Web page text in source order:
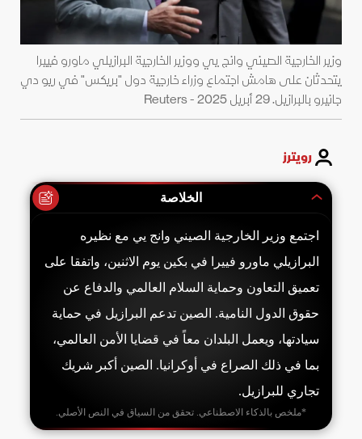
وزير الخارجية الصيني وانج يي ووزير الخارجية البرازيلي ماورو فييرا
يتحدثان على هامش اجتماع وزراء خارجية دول "بريكس" في ريو دي
جانيرو بالبرازيل. 29 أبريل 2025 - Reuters
رويترز
الخلاصة
اجتمع وزير الخارجية الصيني وانج يي مع نظيره
البرازيلي ماورو فييرا في بكين يوم الاثنين، واتفقا على
تعميق التعاون وحماية السلام العالمي والدفاع عن
حقوق الدول النامية. الصين تدعم البرازيل في حماية
سيادتها، ويعمل البلدان معاً في قضايا الأمن العالمي،
بما في ذلك الصراع في أوكرانيا. الصين أكبر شريك
تجاري للبرازيل.
*ملخص بالذكاء الاصطناعي. تحقق من السياق في النص الأصلي.